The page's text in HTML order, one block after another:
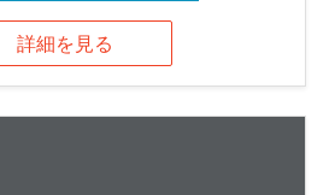
詳細を見る